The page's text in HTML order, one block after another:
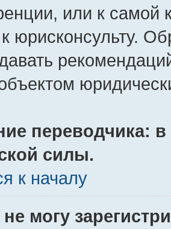
или к самой
юрисконсульту.
переводчика:
силы.
к началу
могу